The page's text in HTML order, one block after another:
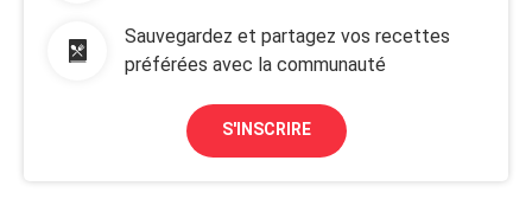
Sauvegardez et partagez vos recettes
préférées avec la communauté
S'INSCRIRE